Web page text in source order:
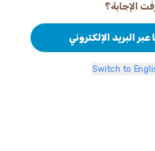
الإجابة؟
البريد الإلكتروني
Switch to